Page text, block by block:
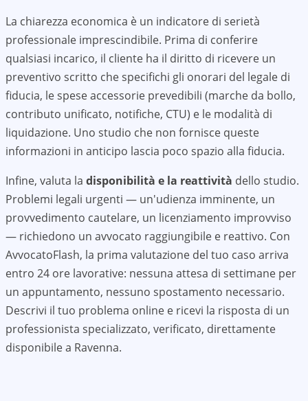
La chiarezza economica è un indicatore di serietà
professionale imprescindibile. Prima di conferire
qualsiasi incarico, il cliente ha il diritto di ricevere un
preventivo scritto che specifichi gli onorari del legale di
fiducia, le spese accessorie prevedibili (marche da bollo,
contributo unificato, notifiche, CTU) e le modalità di
liquidazione. Uno studio che non fornisce queste
informazioni in anticipo lascia poco spazio alla fiducia.
Infine, valuta la disponibilità e la reattività dello studio.
Problemi legali urgenti — un'udienza imminente, un
provvedimento cautelare, un licenziamento improvviso
— richiedono un avvocato raggiungibile e reattivo. Con
AvvocatoFlash, la prima valutazione del tuo caso arriva
entro 24 ore lavorative: nessuna attesa di settimane per
un appuntamento, nessuno spostamento necessario.
Descrivi il tuo problema online e ricevi la risposta di un
professionista specializzato, verificato, direttamente
disponibile a Ravenna.